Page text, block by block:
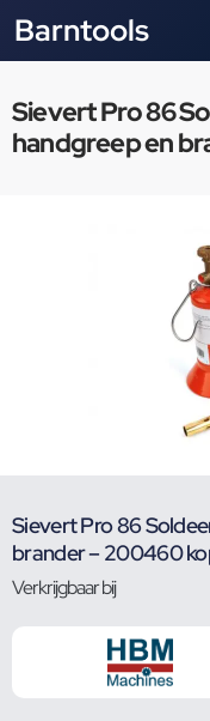
Barntools
Sievert Pro 86
handgreep en
Sievert Pro 86
brander – 200460
Verkrijgbaar bij